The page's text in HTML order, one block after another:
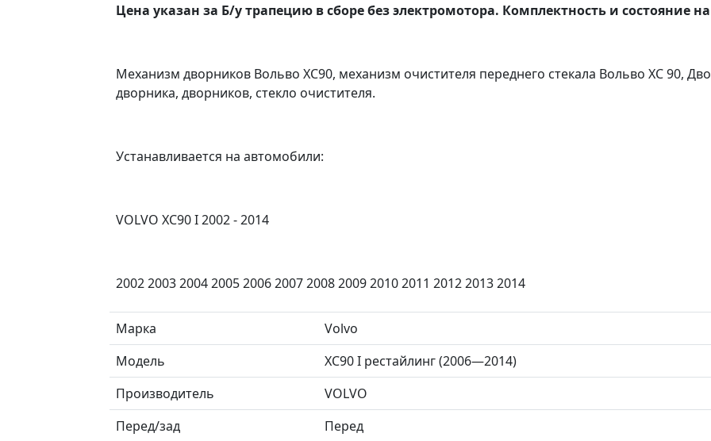
Цена указан за Б/у трапецию в сборе без электромотора. Комплектность и состояние
Механизм дворников Вольво ХС90, механизм очистителя переднего стекала Вольво ХС 90,
дворника, дворников, стекло очистителя.
Устанавливается на автомобили:
VOLVO XC90 I 2002 - 2014
2002 2003 2004 2005 2006 2007 2008 2009 2010 2011 2012 2013 2014
Марка
Volvo
Модель
XC90 I рестайлинг (2006—2014)
Производитель
VOLVO
Перед/зад
Перед